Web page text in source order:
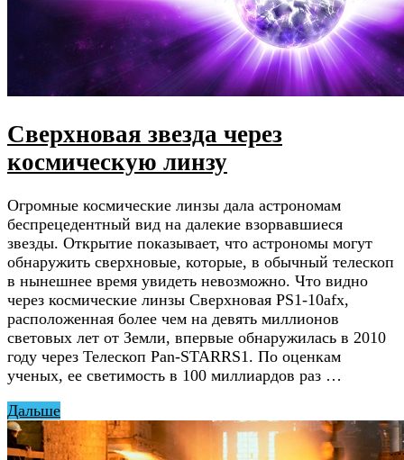
Сверхновая звезда через
космическую линзу
Огромные космические линзы дала астрономам
беспрецедентный вид на далекие взорвавшиеся
звезды. Открытие показывает, что астрономы могут
обнаружить сверхновые, которые, в обычный телескоп
в нынешнее время увидеть невозможно. Что видно
через космические линзы Сверхновая PS1-10afx,
расположенная более чем на девять миллионов
световых лет от Земли, впервые обнаружилась в 2010
году через Телескоп Pan-STARRS1. По оценкам
ученых, ее светимость в 100 миллиардов раз …
Дальше